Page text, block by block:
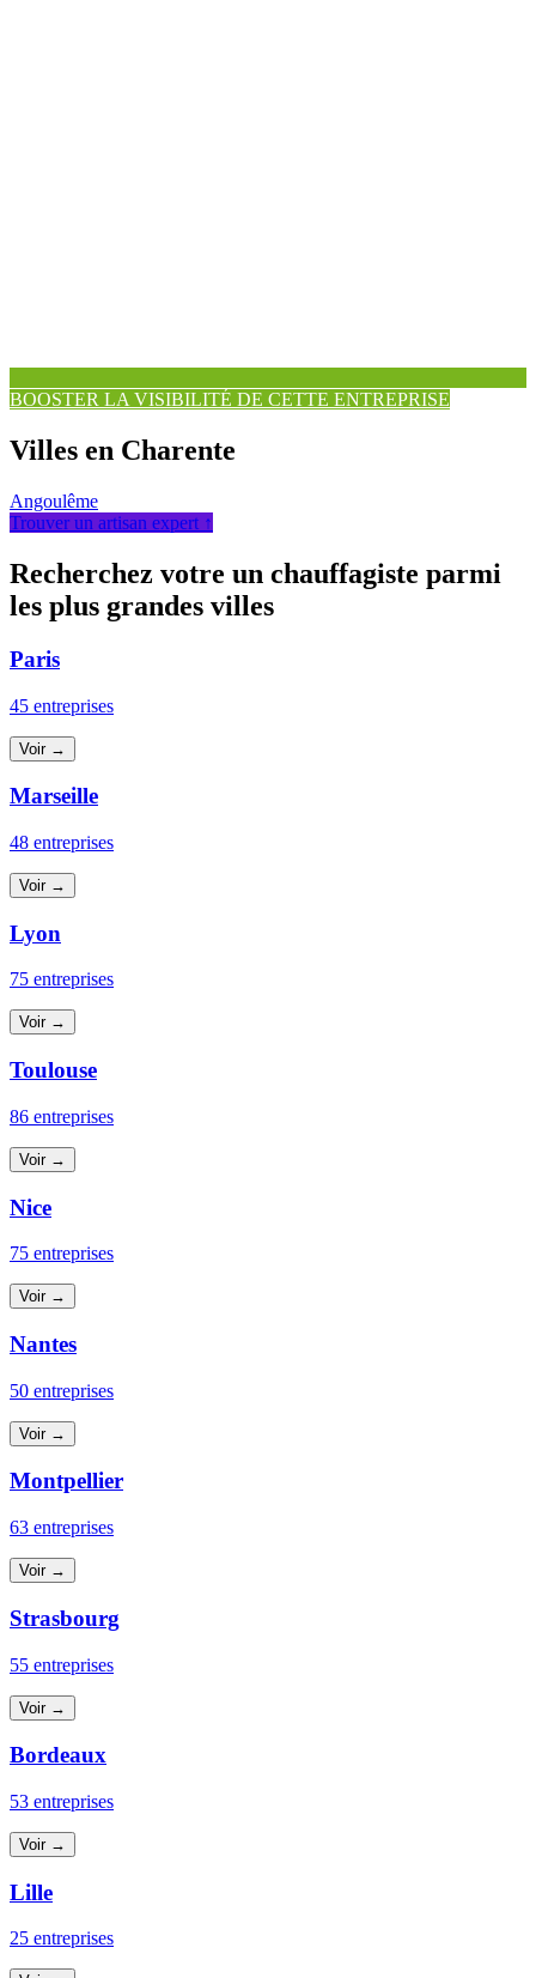
BOOSTER LA VISIBILITÉ DE CETTE ENTREPRISE
Villes en Charente
Angoulême
Trouver un artisan expert ↑
Recherchez votre un chauffagiste parmi
les plus grandes villes
Paris
45 entreprises
Voir →
Marseille
48 entreprises
Voir →
Lyon
75 entreprises
Voir →
Toulouse
86 entreprises
Voir →
Nice
75 entreprises
Voir →
Nantes
50 entreprises
Voir →
Montpellier
63 entreprises
Voir →
Strasbourg
55 entreprises
Voir →
Bordeaux
53 entreprises
Voir →
Lille
25 entreprises